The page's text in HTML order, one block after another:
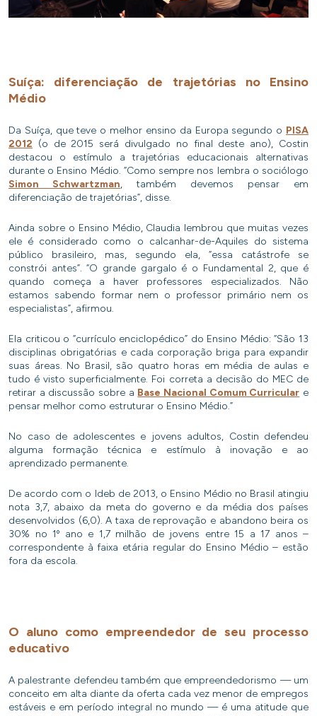
Suíça: diferenciação de trajetórias no Ensino
Médio
Da Suíça, que teve o melhor ensino da Europa segundo o PISA
2012 (o de 2015 será divulgado no final deste ano), Costin
destacou o estímulo a trajetórias educacionais alternativas
durante o Ensino Médio. “Como sempre nos lembra o sociólogo
Simon Schwartzman, também devemos pensar em
diferenciação de trajetórias”, disse.
Ainda sobre o Ensino Médio, Claudia lembrou que muitas vezes
ele é considerado como o calcanhar-de-Aquiles do sistema
público brasileiro, mas, segundo ela, “essa catástrofe se
constrói antes”. “O grande gargalo é o Fundamental 2, que é
quando começa a haver professores especializados. Não
estamos sabendo formar nem o professor primário nem os
especialistas”, afirmou.
Ela criticou o “currículo enciclopédico” do Ensino Médio: “São 13
disciplinas obrigatórias e cada corporação briga para expandir
suas áreas. No Brasil, são quatro horas em média de aulas e
tudo é visto superficialmente. Foi correta a decisão do MEC de
retirar a discussão sobre a Base Nacional Comum Curricular e
pensar melhor como estruturar o Ensino Médio.”
No caso de adolescentes e jovens adultos, Costin defendeu
alguma formação técnica e estímulo à inovação e ao
aprendizado permanente.
De acordo com o Ideb de 2013, o Ensino Médio no Brasil atingiu
nota 3,7, abaixo da meta do governo e da média dos países
desenvolvidos (6,0). A taxa de reprovação e abandono beira os
30% no 1º ano e 1,7 milhão de jovens entre 15 a 17 anos –
correspondente à faixa etária regular do Ensino Médio – estão
fora da escola.
O aluno como empreendedor de seu processo
educativo
A palestrante defendeu também que empreendedorismo — um
conceito em alta diante da oferta cada vez menor de empregos
estáveis e em período integral no mundo — é uma atitude que